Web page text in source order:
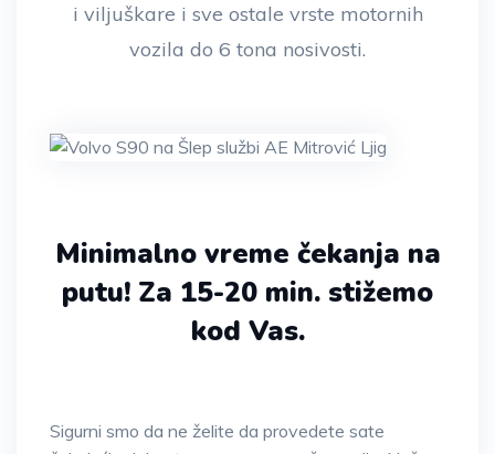
i viljuškare i sve ostale vrste motornih
vozila do 6 tona nosivosti.
Minimalno vreme čekanja na
putu! Za 15-20 min. stižemo
kod Vas.
Sigurni smo da ne želite da provedete sate